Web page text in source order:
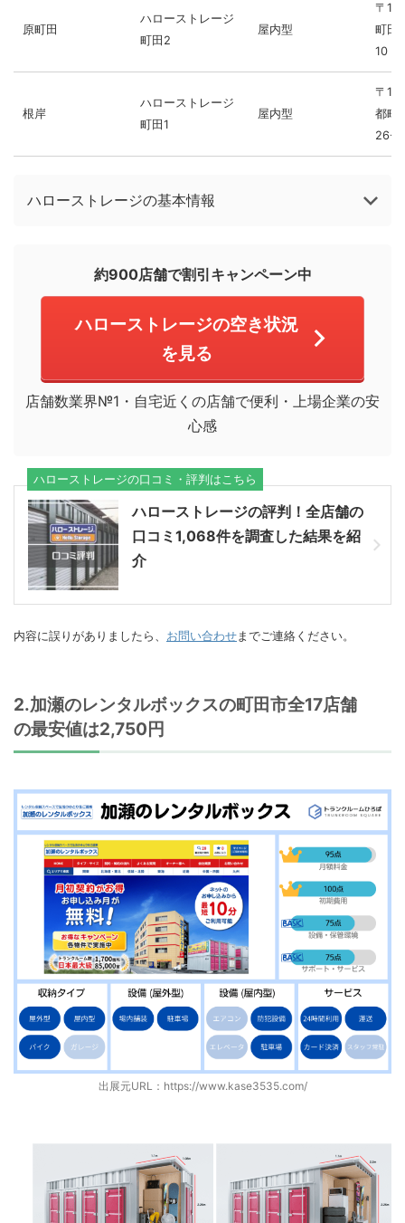
原町田
ハローストレージ
町田2
屋内型
〒
町田
10
根岸
ハローストレージ
町田1
屋内型
〒
都町
26-
ハローストレージの基本情報
約900店舗で割引キャンペーン中
ハローストレージの空き状況
を見る
店舗数業界№1・自宅近くの店舗で便利・上場企業の安
心感
ハローストレージの評判！全店舗の
口コミ1,068件を調査した結果を紹
介
ハローストレージの口コミ・評判はこちら
内容に誤りがありましたら、 お問い合わせまでご連絡ください。
2.加瀬のレンタルボックスの町田市全17店舗
の最安値は2,750円
出展元URL： https://www.kase3535.com/